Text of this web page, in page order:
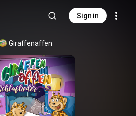
Sign in
Giraffenaffen